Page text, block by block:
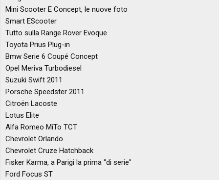
Mini Scooter E Concept, le nuove foto
Smart EScooter
Tutto sulla Range Rover Evoque
Toyota Prius Plug-in
Bmw Serie 6 Coupé Concept
Opel Meriva Turbodiesel
Suzuki Swift 2011
Porsche Speedster 2011
Citroën Lacoste
Lotus Elite
Alfa Romeo MiTo TCT
Chevrolet Orlando
Chevrolet Cruze Hatchback
Fisker Karma, a Parigi la prima "di serie"
Ford Focus ST